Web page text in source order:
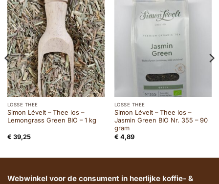
LOSSE THEE
Simon Lévelt – Thee los –
Lemongrass Green BIO – 1 kg
€ 39,25
LOSSE THEE
Simon Lévelt – Thee los –
Jasmin Green BIO Nr. 355 – 90
gram
€ 4,89
Webwinkel voor de consument in heerlijke koffie- &